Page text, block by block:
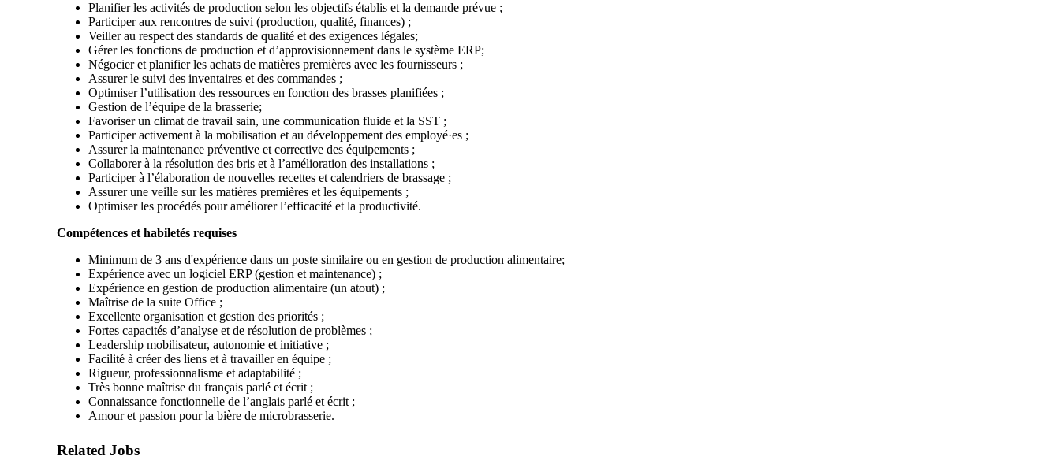
Planifier les activités de production selon les objectifs établis et la demande prévue ;
Participer aux rencontres de suivi (production, qualité, finances) ;
Veiller au respect des standards de qualité et des exigences légales;
Gérer les fonctions de production et d’approvisionnement dans le système ERP;
Négocier et planifier les achats de matières premières avec les fournisseurs ;
Assurer le suivi des inventaires et des commandes ;
Optimiser l’utilisation des ressources en fonction des brasses planifiées ;
Gestion de l’équipe de la brasserie;
Favoriser un climat de travail sain, une communication fluide et la SST ;
Participer activement à la mobilisation et au développement des employé·es ;
Assurer la maintenance préventive et corrective des équipements ;
Collaborer à la résolution des bris et à l’amélioration des installations ;
Participer à l’élaboration de nouvelles recettes et calendriers de brassage ;
Assurer une veille sur les matières premières et les équipements ;
Optimiser les procédés pour améliorer l’efficacité et la productivité.
Compétences et habiletés requises
Minimum de 3 ans d'expérience dans un poste similaire ou en gestion de production alimentaire;
Expérience avec un logiciel ERP (gestion et maintenance) ;
Expérience en gestion de production alimentaire (un atout) ;
Maîtrise de la suite Office ;
Excellente organisation et gestion des priorités ;
Fortes capacités d’analyse et de résolution de problèmes ;
Leadership mobilisateur, autonomie et initiative ;
Facilité à créer des liens et à travailler en équipe ;
Rigueur, professionnalisme et adaptabilité ;
Très bonne maîtrise du français parlé et écrit ;
Connaissance fonctionnelle de l’anglais parlé et écrit ;
Amour et passion pour la bière de microbrasserie.
Related Jobs